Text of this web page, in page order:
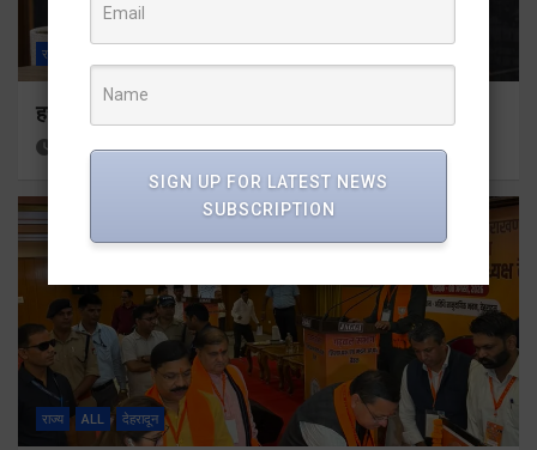
राज्य
हर घर तिरंगा अभियान को जन-जन तक पहुंचाने की तैयारी
1 day ago Viri Gairola
राज्य ALL देहरादून
SIGN UP FOR LATEST NEWS
SUBSCRIPTION